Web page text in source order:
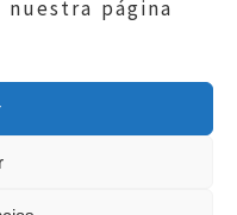
nuestra página
privacidad|
de Aragón|
Consulting